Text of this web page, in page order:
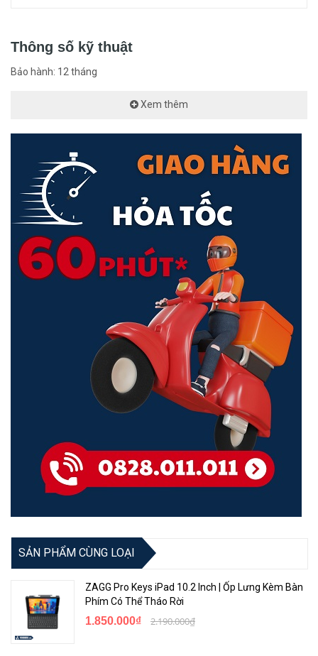
Tương thích với sạc Magsafe, có thể sạc với hầu hết các thiết
bị sạc không dây.
Thiết kế đặc biệt với 3 lớp bảo vệ: D3O + TPU +
hàng đầu thế giới, bảo vệ thiết bị tối ưu với các va chạm. D3O
được ứng dụng như vật liệu bảo vệ tuyệt vời & an toàn trong
nhiều lĩnh vực như: Quân đội, đồ dùng cho vận động viên
chuyên nghiệp, kỹ sư - công nhân, các tay đua xe chuyên
nghiệp,...
Được phủ thêm một lớp kháng khuẩn giúp tiêu diệt 99.9% các
vi khuẩn phổ biến trên bền mặt ốp lưng.
Thiết kế siêu mỏng nhẹ, linh hoạt, tương thích với sạc không
Khả năng chống ố vàng ở mặt lưng giúp giữ được màu sắc sau
một thời gian sử dụng.
Sử dụng vật liệu tái chế và bao bì được thiết kế 100% thân
thiện với môi trường.
<Hotline: 0828.011.011 - (028)7300.2021 - VoHoang.vn>
Thông số kỹ thuật
Bảo hành: 12 tháng
Xem thêm
SẢN PHẨM CÙNG LOẠI
ZAGG Pro Keys iPad 10.2 Inch | Ốp Lưng Kèm Bàn
Phím Có Thể Tháo Rời
1.850.000₫ 2.190.000₫